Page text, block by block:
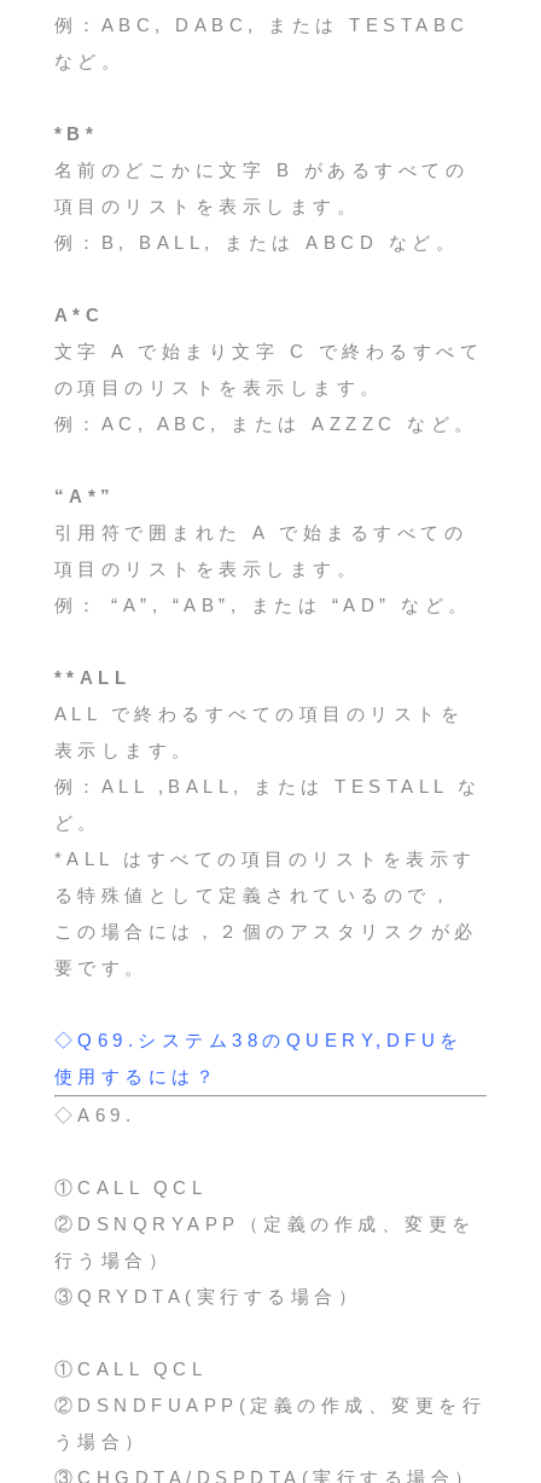
例：ABC, DABC, または TESTABC
など。
*B*
名前のどこかに文字 B があるすべての
項目のリストを表示します。
例：B, BALL, または ABCD など。
A*C
文字 A で始まり文字 C で終わるすべて
の項目のリストを表示します。
例：AC, ABC, または AZZZC など。
“A*”
引用符で囲まれた A で始まるすべての
項目のリストを表示します。
例： “A”, “AB”, または “AD” など。
**ALL
ALL で終わるすべての項目のリストを
表示します。
例：ALL ,BALL, または TESTALL な
ど。
*ALL はすべての項目のリストを表示す
る特殊値として定義されているので，
この場合には，２個のアスタリスクが必
要です。
◇Q69.システム38のQUERY,DFUを
使用するには？
◇A69.
①CALL QCL
②DSNQRYAPP（定義の作成、変更を
行う場合）
③QRYDTA(実行する場合）
①CALL QCL
②DSNDFUAPP(定義の作成、変更を行
う場合）
③CHGDTA/DSPDTA(実行する場合）